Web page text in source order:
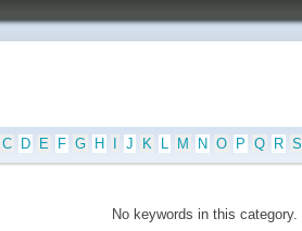
C D E F G H J K L M N O P Q R S
No keywords in this category.